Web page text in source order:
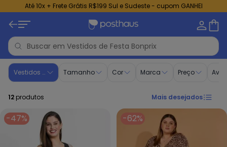
Até 10x + Frete Grátis R$199 Sul e Sudeste - cupom GANHEI
Vestido de Festa plus size bonprix | Posthaus
Vestidos de FestaTamanho Cor Marca Preço
12 produtos Mais desejados
-47% -62%